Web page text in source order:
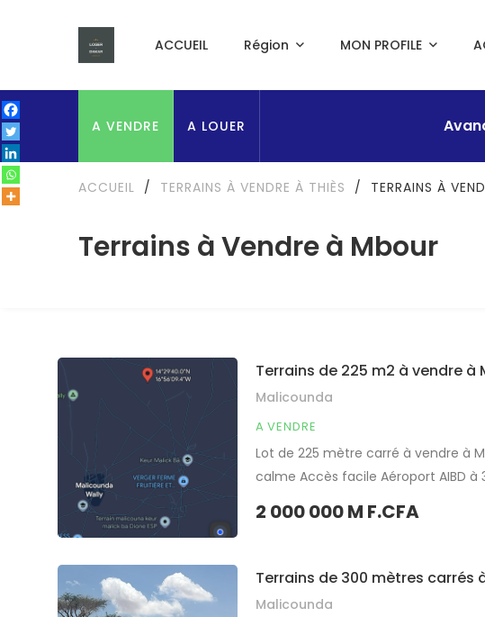
ACCUEIL Région MON PROFILE
A VENDRE A LOUER
Terrains à Vendre à Mbour
ACCUEIL / TERRAINS À VENDRE À THIÈS / TERRAINS À
Terrains de 225 m2 à vendre à
Malicounda
A VENDRE
Lot de 225 mètre carré à vendre à
calme Accès facile Aéroport AIBD
2 000 000 M F.CFA
Terrains de 300 mètres carrés
Malicounda